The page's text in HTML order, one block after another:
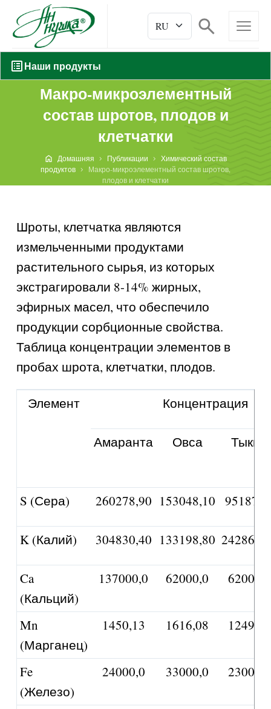
Наши продукты
Макро-микроэлементный
состав шротов, плодов и
клетчатки
Домашняя Публикации
Химический состав
продуктов
Макро-микроэлементный состав шротов,
плодов и клетчатки
Шроты, клетчатка являются
измельченными продуктами
растительного сырья, из которых
экстрагировали 8-14% жирных,
эфирных масел, что обеспечило
продукции сорбционные свойства.
Таблица концентрации элементов в
пробах шрота, клетчатки, плодов.
Элемент Концентрация
Амаранта Овса Тыквы
S (Сера) 260278,90 153048,10
K (Калий) 304830,40 133198,80
Ca
(Кальций)
137000,0 62000,0 62000,0
Mn
(Марганец)
1450,13 1616,08 1249,97
Fe
(Железо)
24000,0 33000,0 23000,0